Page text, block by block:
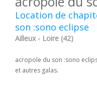
Location de
son :sono eclipse
Ailleux - Loire (42)
acropole du son :sono
et autres galas.